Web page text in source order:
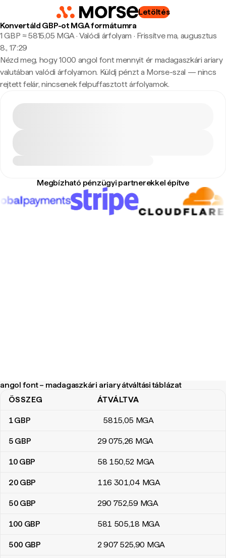
Letöltés
Konvertáld GBP-ot MGA formátumra
1 GBP ≈ 5815,05 MGA · Valódi árfolyam · Frissítve ma, augusztus
8., 17:29
Nézd meg, hogy 1000 angol font mennyit ér madagaszkári ariary
valutában valódi árfolyamon. Küldj pénzt a Morse-szal — nincs
rejtett felár, nincsenek felpuffasztott árfolyamok.
Megbízható pénzügyi partnerekkel építve
angol font – madagaszkári ariary átváltási táblázat
angol font – madagaszkári ariary átváltási táblázat
ÖSSZEG ÁTVÁLTVA
1GBP 5815,05 MGA
5 GBP 29 075,26 MGA
10 GBP 58 150,52 MGA
20 GBP 116 301,04 MGA
50 GBP 290 752,59 MGA
100 GBP 581 505,18 MGA
500 GBP 2 907 525,90 MGA